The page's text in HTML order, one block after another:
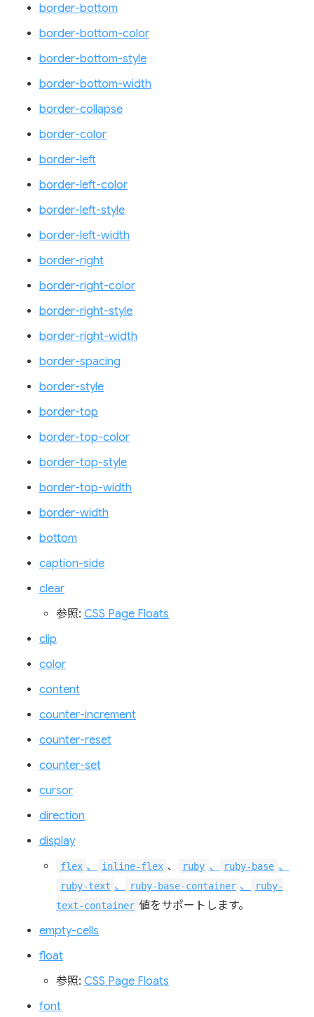
border-bottom
border-bottom-color
border-bottom-style
border-bottom-width
border-collapse
border-color
border-left
border-left-color
border-left-style
border-left-width
border-right
border-right-color
border-right-style
border-right-width
border-spacing
border-style
border-top
border-top-color
border-top-style
border-top-width
border-width
bottom
caption-side
clear
参照: CSS Page Floats
clip
color
content
counter-increment
counter-reset
counter-set
cursor
direction
display
flex 、 inline-flex 、 ruby 、 ruby-base 、
ruby-text 、 ruby-base-container 、
ruby-
text-container 値をサポートします。
empty-cells
float
参照: CSS Page Floats
font